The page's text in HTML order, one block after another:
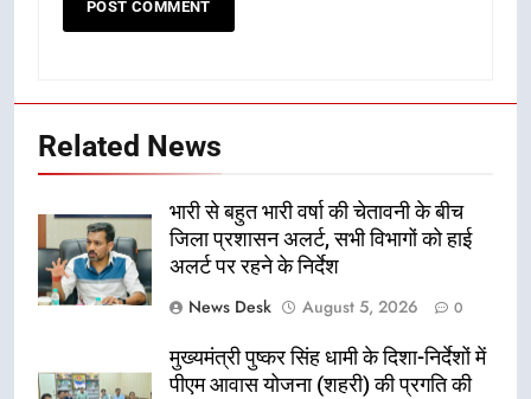
Related News
भारी से बहुत भारी वर्षा की चेतावनी के बीच
जिला प्रशासन अलर्ट, सभी विभागों को हाई
अलर्ट पर रहने के निर्देश
News Desk
August 5, 2026 0
मुख्यमंत्री पुष्कर सिंह धामी के दिशा-निर्देशों में
पीएम आवास योजना (शहरी) की प्रगति की